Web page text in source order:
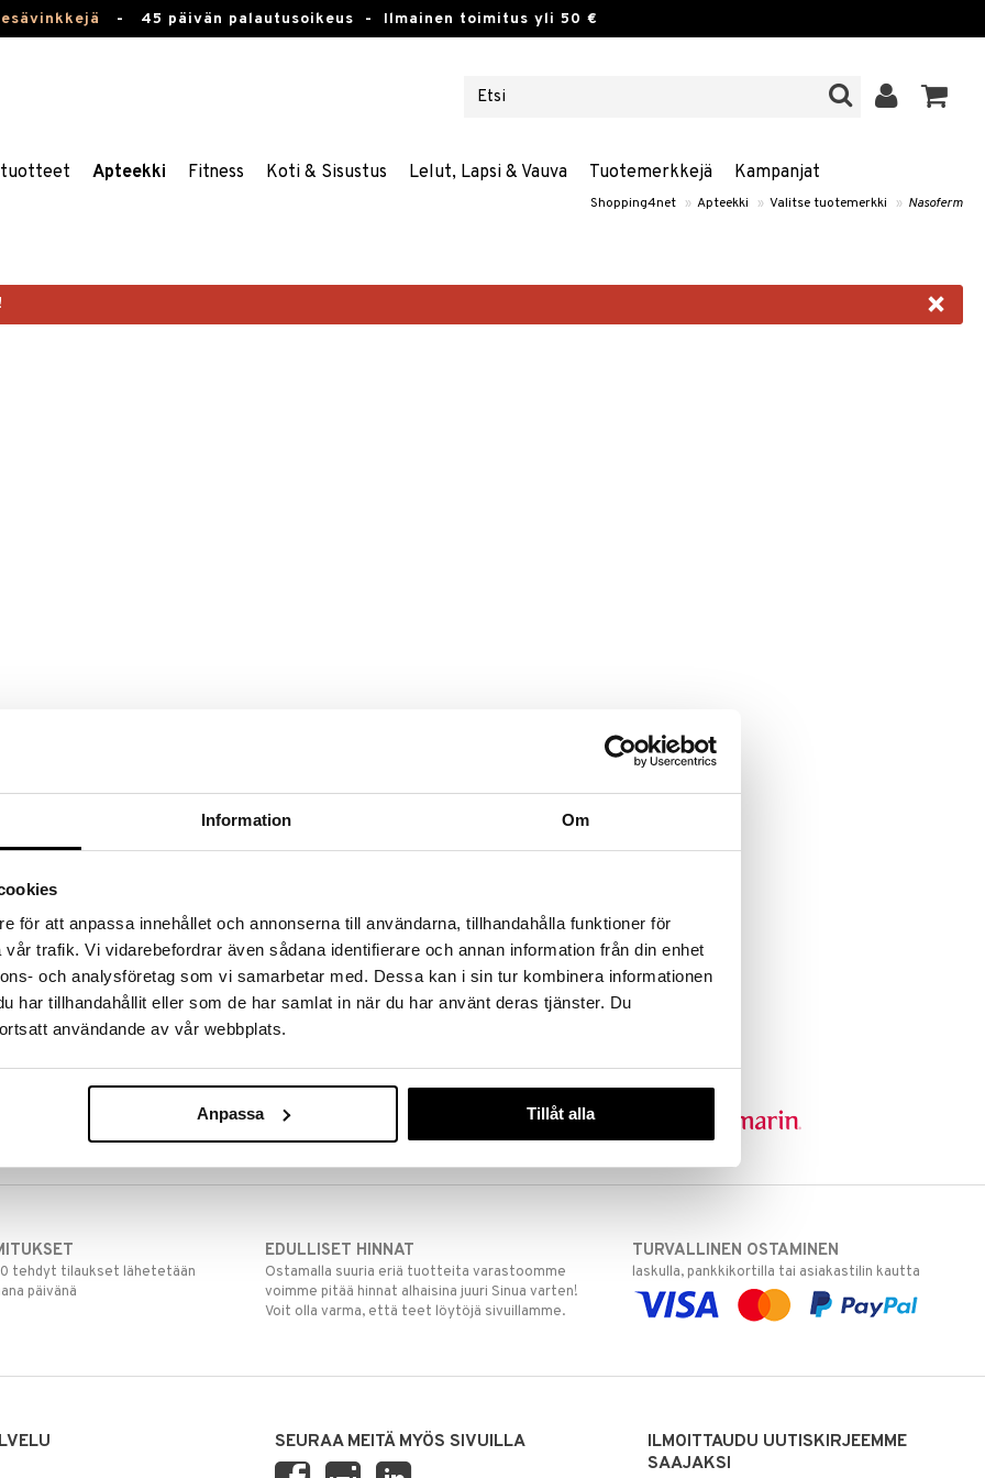
Information Om
för att anpassa innehållet och annonserna till användarna, tillhandahålla funktioner för
trafik. Vi vidarebefordrar även sådana identifierare och annan information från din enhet
och analysföretag som vi samarbetar med. Dessa kan i sin tur kombinera informationen
har tillhandahållit eller som de har samlat in när du har använt deras tjänster. Du
användande av vår webbplats.
Anpassa Tillåt alla
- 45 päivän palautusoikeus - Ilmainen toimitus yli 50 €
Apteekki Fitness Koti & Sisustus Lelut, Lapsi & Vauva Tuotemerkkejä Kampanjat
Shopping4net » Apteekki » Valitse tuotemerkki » Nasoferm
×
tehdyt tilaukset lähetetään
päivänä
EDULLISET HINNAT
Ostamalla suuria eriä tuotteita varastoomme
voimme pitää hinnat alhaisina juuri Sinua varten!
Voit olla varma, että teet löytöjä sivuillamme.
TURVALLINEN OSTAMINEN
laskulla, pankkikortilla tai asiakastilin kautta
SEURAA MEITÄ MYÖS SIVUILLA
ILMOITTAUDU UUTISKIRJEEMME
SAAJAKSI